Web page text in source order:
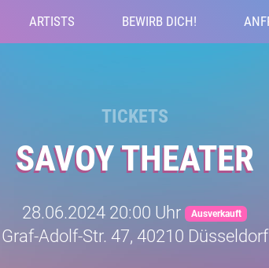
ARTISTS BEWIRB DICH!
TICKETS
SAVOY THEATER
28.06.2024 20:00 Uhr Ausverkauft
Graf-Adolf-Str. 47, 40210 Düsseldorf